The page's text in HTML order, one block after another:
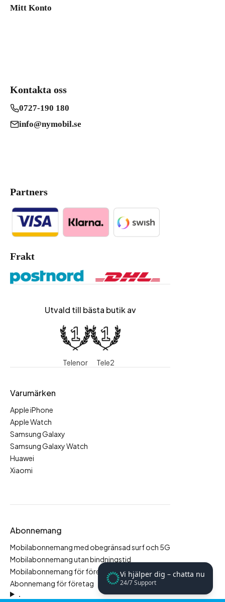
Mitt Konto
Vi hjälper dig – chatta nu
24/7 Support
Kontakta oss
0727-190 180
info@nymobil.se
Partners
Frakt
Utvald till bästa butik av
Telenor Tele2
Varumärken
Apple iPhone
Apple Watch
Samsung Galaxy
Samsung Galaxy Watch
Huawei
Xiaomi
Abonnemang
Mobilabonnemang med obegränsad surf och 5G
Mobilabonnemang utan bindningstid
Mobilabonnemang för företag
Abonnemang för företag
.